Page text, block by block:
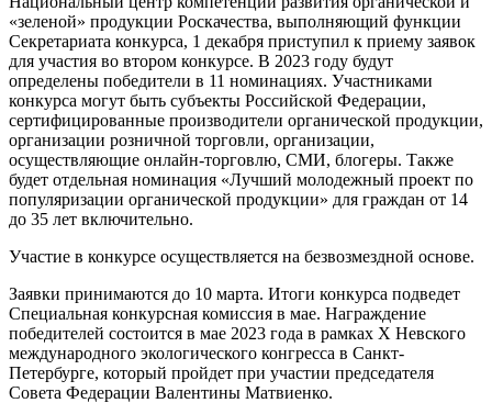
«зеленой» продукции Роскачества, выполняющий функции
Секретариата конкурса, 1 декабря приступил к приему заявок
для участия во втором конкурсе. В 2023 году будут
определены победители в 11 номинациях. Участниками
конкурса могут быть субъекты Российской Федерации,
сертифицированные производители органической продукции,
организации розничной торговли, организации,
осуществляющие онлайн-торговлю, СМИ, блогеры. Также
будет отдельная номинация «Лучший молодежный проект по
популяризации органической продукции» для граждан от 14
до 35 лет включительно.
Участие в конкурсе осуществляется на безвозмездной основе.
Заявки принимаются до 10 марта. Итоги конкурса подведет
Специальная конкурсная комиссия в мае. Награждение
победителей состоится в мае 2023 года в рамках X Невского
международного экологического конгресса в Санкт-
Петербурге, который пройдет при участии председателя
Совета Федерации Валентины Матвиенко.